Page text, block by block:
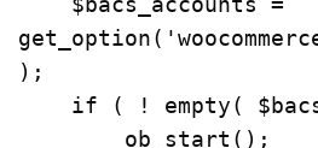
);